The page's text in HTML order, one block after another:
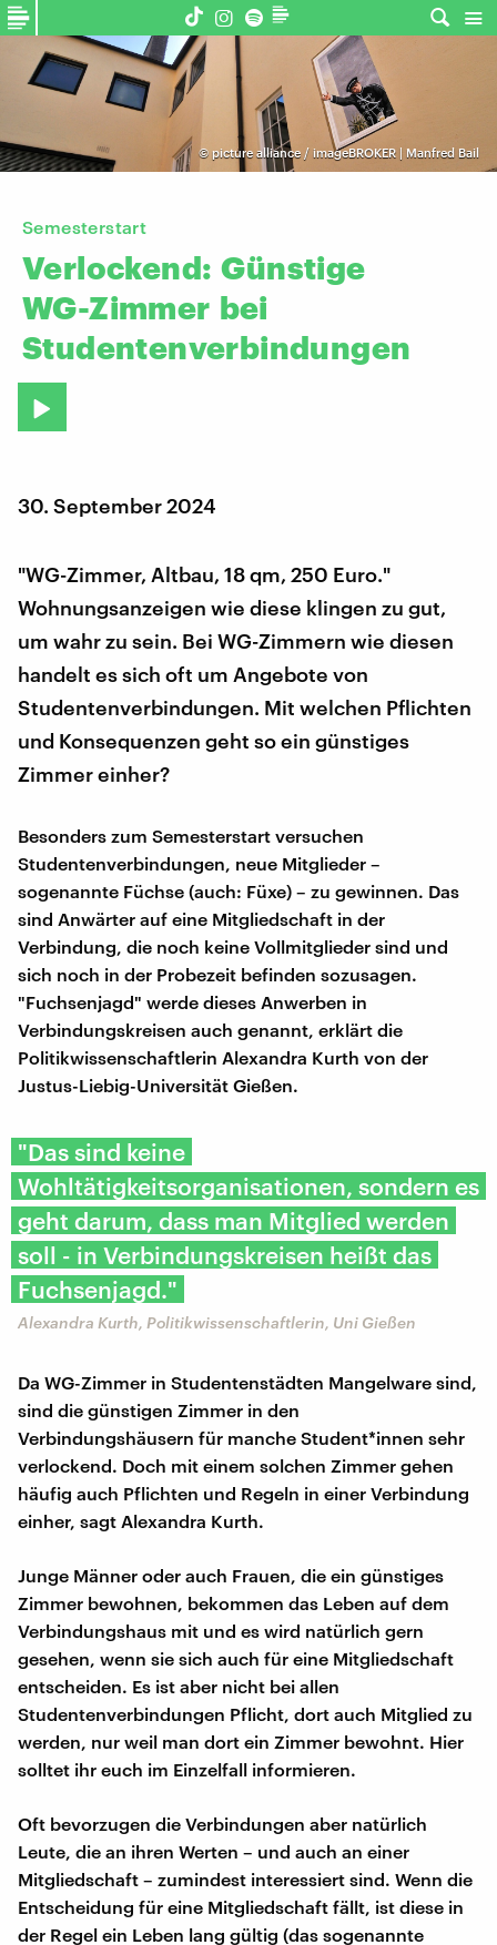
© picture alliance / imageBROKER | Manfred Bail
Semesterstart
Verlockend: Günstige
WG-Zimmer bei
Studentenverbindungen
30. September 2024
"WG-Zimmer, Altbau, 18 qm, 250 Euro."
Wohnungsanzeigen wie diese klingen zu gut,
um wahr zu sein. Bei WG-Zimmern wie diesen
handelt es sich oft um Angebote von
Studentenverbindungen. Mit welchen Pflichten
und Konsequenzen geht so ein günstiges
Zimmer einher?
Besonders zum Semesterstart versuchen
Studentenverbindungen, neue Mitglieder –
sogenannte Füchse (auch: Füxe) – zu gewinnen. Das
sind Anwärter auf eine Mitgliedschaft in der
Verbindung, die noch keine Vollmitglieder sind und
sich noch in der Probezeit befinden sozusagen.
"Fuchsenjagd" werde dieses Anwerben in
Verbindungskreisen auch genannt, erklärt die
Politikwissenschaftlerin Alexandra Kurth von der
Justus-Liebig-Universität Gießen.
"Das sind keine
Wohltätigkeitsorganisationen, sondern es
geht darum, dass man Mitglied werden
soll - in Verbindungskreisen heißt das
Fuchsenjagd."
Alexandra Kurth, Politikwissenschaftlerin, Uni Gießen
Da WG-Zimmer in Studentenstädten Mangelware sind,
sind die günstigen Zimmer in den
Verbindungshäusern für manche Student*innen sehr
verlockend. Doch mit einem solchen Zimmer gehen
häufig auch Pflichten und Regeln in einer Verbindung
einher, sagt Alexandra Kurth.
Junge Männer oder auch Frauen, die ein günstiges
Zimmer bewohnen, bekommen das Leben auf dem
Verbindungshaus mit und es wird natürlich gern
gesehen, wenn sie sich auch für eine Mitgliedschaft
entscheiden. Es ist aber nicht bei allen
Studentenverbindungen Pflicht, dort auch Mitglied zu
werden, nur weil man dort ein Zimmer bewohnt. Hier
solltet ihr euch im Einzelfall informieren.
Oft bevorzugen die Verbindungen aber natürlich
Leute, die an ihren Werten – und auch an einer
Mitgliedschaft – zumindest interessiert sind. Wenn die
Entscheidung für eine Mitgliedschaft fällt, ist diese in
der Regel ein Leben lang gültig (das sogenannte